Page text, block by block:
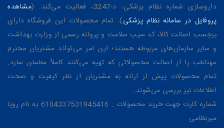
داروسازی شماره نظام پزشکی: د-3247، فعالیت می‌کند. (
مشاهده
پروفایل در سامانه نظام پزشکی). تمام محصولات این فروشگاه دارای
برچسب اصالت کالا، کد سیب سلامت و پروانه رسمی از وزارت بهداشت
و سایر سازمان‌های مربوطه هستند؛ این امر می‌تواند مشتریان محترم
مهتاطب را از اصالت محصولاتی که تهیه می‌کنند کاملاً مطمئن سازد.
تمام محصولات پیش از ارائه به مشتریان از نظر کیفیت و صحت
اطلاعات نیز بررسی می‌شوند.
شماره کارت جهت خرید محصولات : 6104337531945416 به نام رویا
میرنظامی